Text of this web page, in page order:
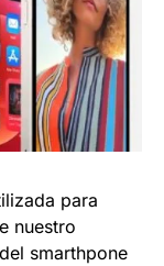
para
nuestro
smarthpone